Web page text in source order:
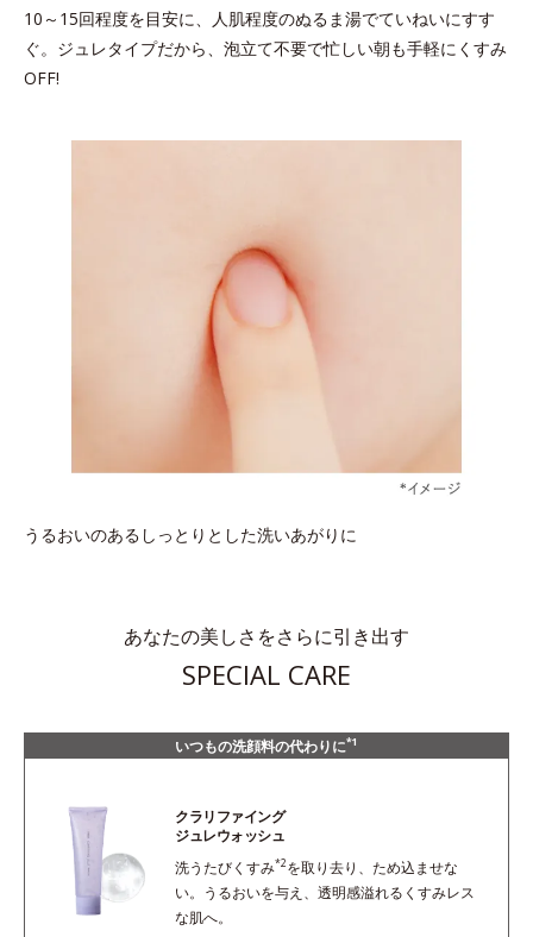
10～15回程度を目安に、人肌程度のぬるま湯でていねいにすす
ぐ。ジュレタイプだから、泡立て不要で忙しい朝も手軽にくすみ
OFF!
うるおいのあるしっとりとした洗いあがりに
あなたの美しさをさらに引き出す
SPECIAL CARE
いつもの洗顔料の代わりに*1
クラリファイング
ジュレウォッシュ
洗うたびくすみ*2を取り去り、ため込ませな
い。うるおいを与え、透明感溢れるくすみレス
な肌へ。